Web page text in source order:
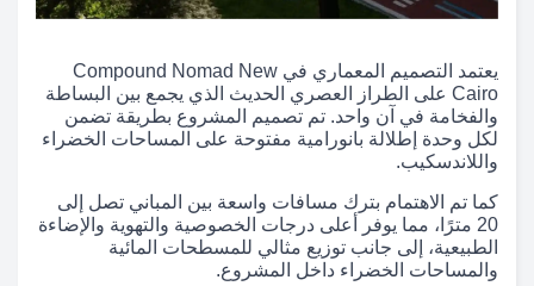
يعتمد التصميم المعماري في Compound Nomad New
Cairo على الطراز العصري الحديث الذي يجمع بين البساطة
والفخامة في آن واحد. تم تصميم المشروع بطريقة تضمن
لكل وحدة إطلالة بانورامية مفتوحة على المساحات الخضراء
واللاندسكيب.
كما تم الاهتمام بترك مسافات واسعة بين المباني تصل إلى
20 مترًا، مما يوفر أعلى درجات الخصوصية والتهوية والإضاءة
الطبيعية، إلى جانب توزيع مثالي للمسطحات المائية
والمساحات الخضراء داخل المشروع.